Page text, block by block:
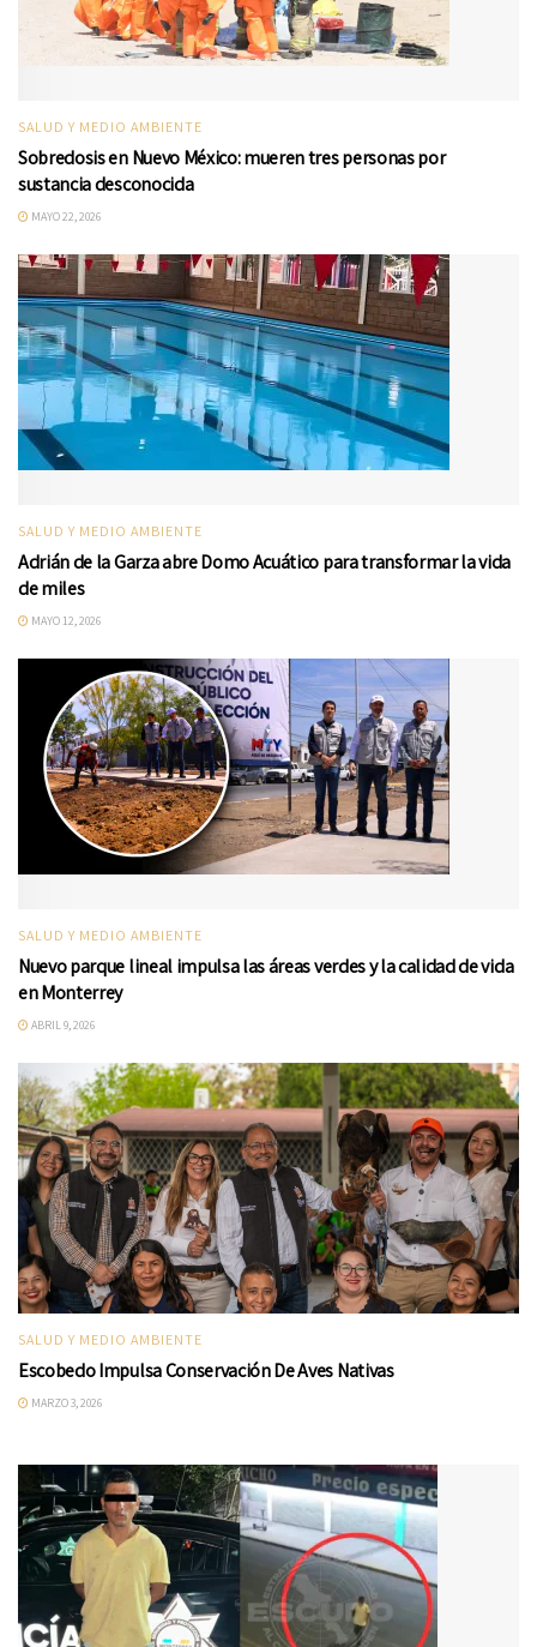
SALUD Y MEDIO AMBIENTE
Sobredosis en Nuevo México: mueren tres personas por
sustancia desconocida
MAYO 22, 2026
SALUD Y MEDIO AMBIENTE
Adrián de la Garza abre Domo Acuático para transformar la vida
de miles
MAYO 12, 2026
SALUD Y MEDIO AMBIENTE
Nuevo parque lineal impulsa las áreas verdes y la calidad de vida
en Monterrey
ABRIL 9, 2026
SALUD Y MEDIO AMBIENTE
Escobedo Impulsa Conservación De Aves Nativas
MARZO 3, 2026